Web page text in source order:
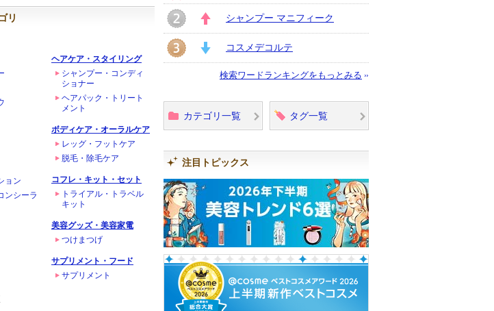
リ
ョン
ンシーラ
ヘアケア・スタイリング
シャンプー・コンディ
ショナー
ヘアパック・トリート
メント
ボディケア・オーラルケア
レッグ・フットケア
脱毛・除毛ケア
コフレ・キット・セット
トライアル・トラベル
キット
美容グッズ・美容家電
つけまつげ
サプリメント・フード
サプリメント
気
て
い
ま
す
1 STAY
2 UP
シャンプー マニフィーク
3 DOWN
コスメデコルテ
検索ワードランキングをもっとみる
カテゴリ一覧 タグ一覧
注目トピックス